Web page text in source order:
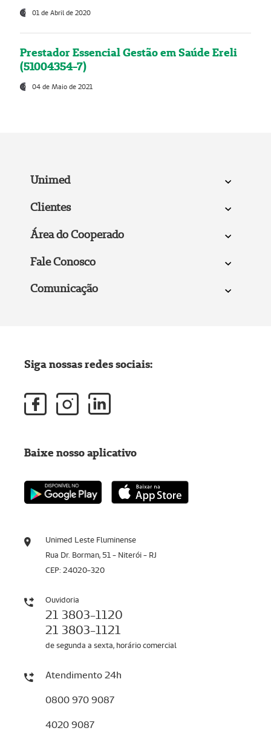
01 de Abril de 2020
Prestador Essencial Gestão em Saúde Ereli
(51004354-7)
04 de Maio de 2021
Unimed
Clientes
Área do Cooperado
Fale Conosco
Comunicação
Unimed Leste Fluminense
Rua Dr. Borman, 51 - Niterói - RJ
CEP: 24020-320
Ouvidoria
21 3803-1120
21 3803-1121
de segunda a sexta, horário comercial
Atendimento 24h
0800 970 9087
4020 9087
Siga nossas redes sociais:
Baixe nosso aplicativo